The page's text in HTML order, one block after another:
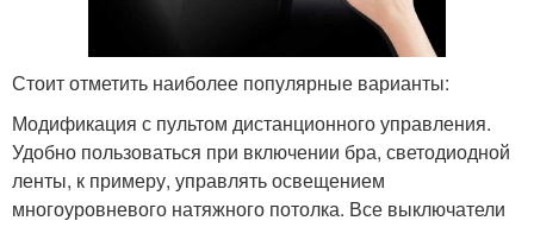
Стоит отметить наиболее популярные варианты:
Модификация с пультом дистанционного управления.
Удобно пользоваться при включении бра, светодиодной
ленты, к примеру, управлять освещением
многоуровневого натяжного потолка. Все выключатели